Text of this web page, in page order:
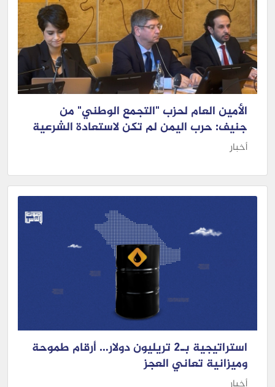
الأمين العام لحزب "التجمع الوطني" من
جنيف: حرب اليمن لم تكن لاستعادة الشرعية
أخبار
استراتيجية بـ2 تريليون دولار… أرقام طموحة
وميزانية تعاني العجز